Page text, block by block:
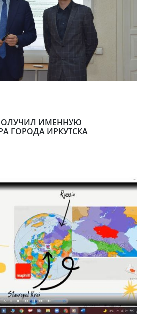
ИМЕННУЮ
ГОРОДА ИРКУТСКА